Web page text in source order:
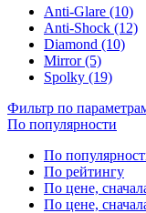
Anti-Glare (10)
Anti-Shock (12)
Diamond (10)
Mirror (5)
Spolky (19)
Фильтр по
По популярности
По
По рейтингу
По цене,
По цене,